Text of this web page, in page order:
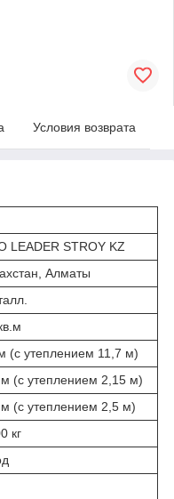
Условия возврата
LEADER STROY KZ
Алматы
(с утеплением 11,7 м)
(с утеплением 2,15 м)
(с утеплением 2,5 м)
кг